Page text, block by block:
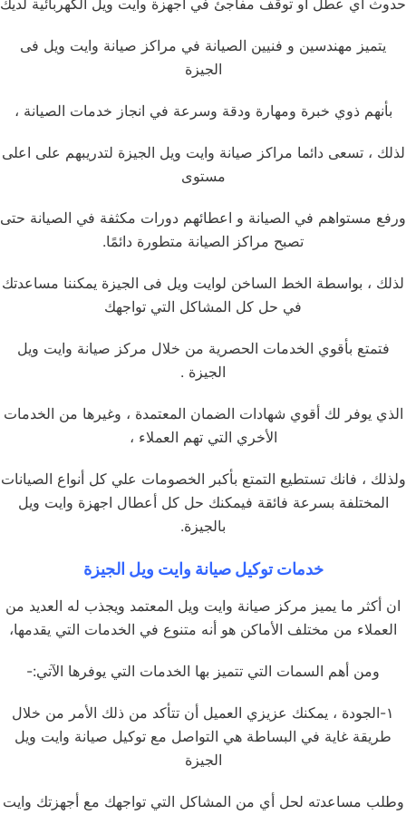
حدوث اي عطل او توقف مفاجئ في اجهزة وايت ويل الكهربائية لديك
يتميز مهندسين و فنيين الصيانة في مراكز صيانة وايت ويل فى
الجيزة
بأنهم ذوي خبرة ومهارة ودقة وسرعة في انجاز خدمات الصيانة ،
لذلك ، تسعى دائما مراكز صيانة وايت ويل الجيزة لتدريبهم على اعلى
مستوى
ورفع مستواهم في الصيانة و اعطائهم دورات مكثفة في الصيانة حتى
تصبح مراكز الصيانة متطورة دائمًا.
لذلك ، بواسطة الخط الساخن لوايت ويل فى الجيزة يمكننا مساعدتك
في حل كل المشاكل التي تواجهك
فتمتع بأقوي الخدمات الحصرية من خلال مركز صيانة وايت ويل
الجيزة .
الذي يوفر لك أقوي شهادات الضمان المعتمدة ، وغيرها من الخدمات
الأخري التي تهم العملاء ،
ولذلك ، فانك تستطيع التمتع بأكبر الخصومات علي كل أنواع الصيانات
المختلفة بسرعة فائقة فيمكنك حل كل أعطال اجهزة وايت ويل
بالجيزة.
خدمات توكيل صيانة وايت ويل الجيزة
ان أكثر ما يميز مركز صيانة وايت ويل المعتمد ويجذب له العديد من
العملاء من مختلف الأماكن هو أنه متنوع في الخدمات التي يقدمها،
ومن أهم السمات التي تتميز بها الخدمات التي يوفرها الآتي:-
١-الجودة ، يمكنك عزيزي العميل أن تتأكد من ذلك الأمر من خلال
طريقة غاية في البساطة هي التواصل مع توكيل صيانة وايت ويل
الجيزة
وطلب مساعدته لحل أي من المشاكل التي تواجهك مع أجهزتك وايت